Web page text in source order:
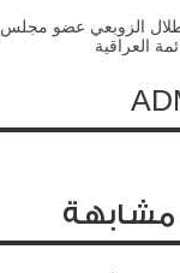
طلال الزوبعي عضو مجلس
العراقية
مشابهة